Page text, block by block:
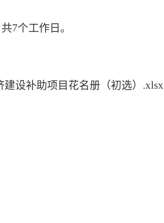
7个工作日。
设补助项目花名册（初选）.xlsx